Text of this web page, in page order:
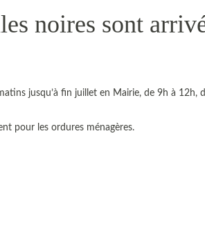
noires sont
jusqu’à fin juillet en Mairie, de 9h à 12h,
pour les ordures ménagères.